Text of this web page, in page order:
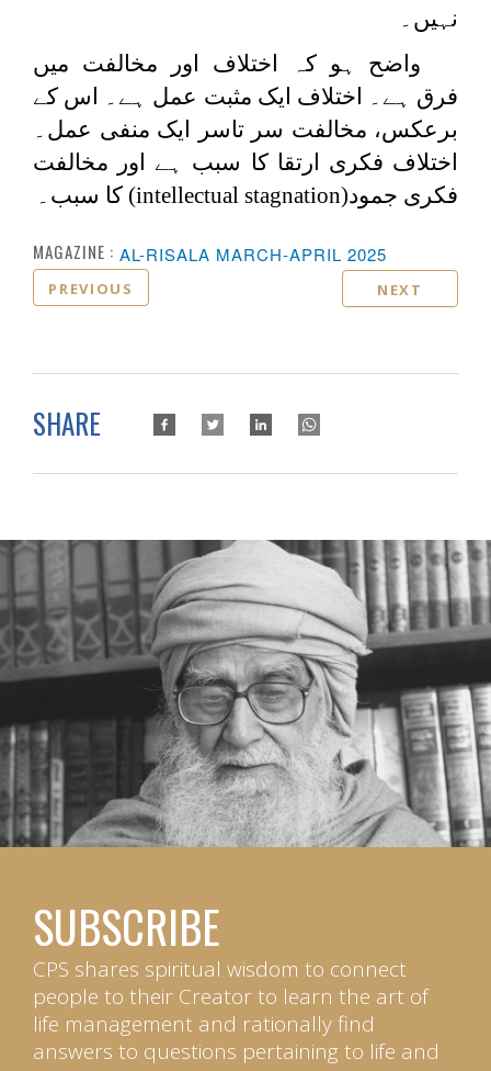
نہیں۔
واضح ہو کہ اختلاف اور مخالفت میں
فرق ہے۔ اختلاف ایک مثبت عمل ہے۔ اس کے
برعکس، مخالفت سر تاسر ایک منفی عمل۔
اختلاف فکری ارتقا کا سبب ہے اور مخالفت
فکری جمود(intellectual stagnation) کا سبب۔
MAGAZINE : AL-RISALA MARCH-APRIL 2025
PREVIOUS NEXT
SHARE
SUBSCRIBE
CPS shares spiritual wisdom to connect
people to their Creator to learn the art of
life management and rationally find
answers to questions pertaining to life and